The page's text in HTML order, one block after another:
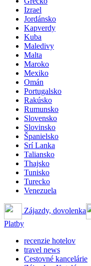
Izrael
Jordánsko
Kapverdy
Kuba
Maledivy
Malta
Maroko
Mexiko
Omán
Portugalsko
Rakúsko
Rumunsko
Slovensko
Slovinsko
Španielsko
Srí Lanka
Taliansko
Thajsko
Tunisko
Turecko
Venezuela
Zájazdy, dovolenka
Platby
recenzie hotelov
travel news
Cestovné kancelárie